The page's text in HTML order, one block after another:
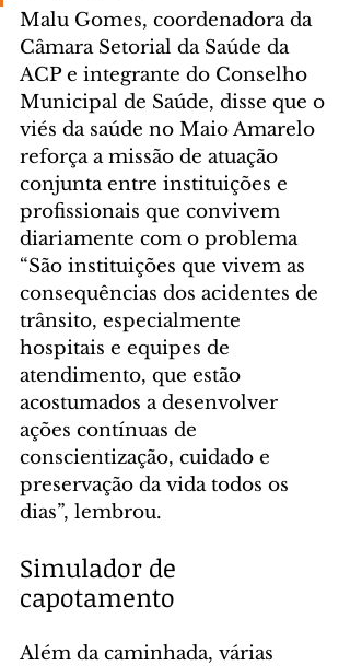
Malu Gomes, coordenadora da
Câmara Setorial da Saúde da
ACP e integrante do Conselho
Municipal de Saúde, disse que o
viés da saúde no Maio Amarelo
reforça a missão de atuação
conjunta entre instituições e
profissionais que convivem
diariamente com o problema
“São instituições que vivem as
consequências dos acidentes de
trânsito, especialmente
hospitais e equipes de
atendimento, que estão
acostumados a desenvolver
ações contínuas de
conscientização, cuidado e
preservação da vida todos os
dias”, lembrou.
Simulador de
capotamento
Além da caminhada, várias